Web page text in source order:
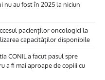
nu au fost în 2025 la niciun
pacienților oncologici la
capacităților disponibile
CONIL a facut pasul spre
a fi mai aproape de copiii cu